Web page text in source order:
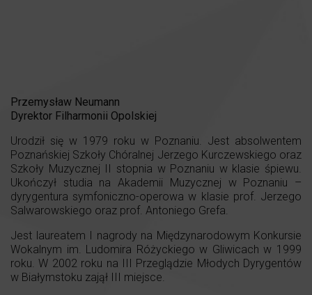
Przemysław Neumann
Dyrektor Filharmonii Opolskiej
Urodził się w 1979 roku w Poznaniu. Jest absolwentem
Poznańskiej Szkoły Chóralnej Jerzego Kurczewskiego oraz
Szkoły Muzycznej II stopnia w Poznaniu w klasie śpiewu.
Ukończył studia na Akademii Muzycznej w Poznaniu –
dyrygentura symfoniczno-operowa w klasie prof. Jerzego
Salwarowskiego oraz prof. Antoniego Grefa.
Jest laureatem I nagrody na Międzynarodowym Konkursie
Wokalnym im. Ludomira Różyckiego w Gliwicach w 1999
roku. W 2002 roku na III Przeglądzie Młodych Dyrygentów
w Białymstoku zajął III miejsce.